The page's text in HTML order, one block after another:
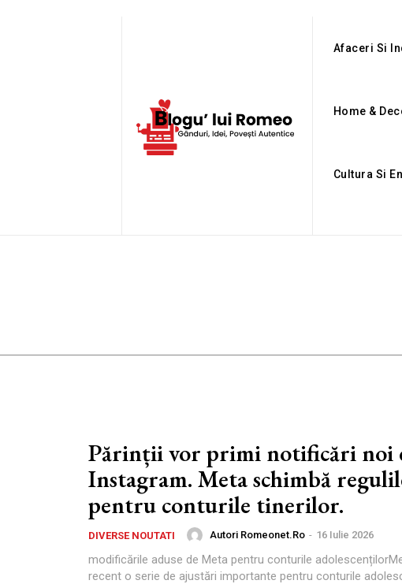
Afaceri Si
Home &
Cultura Si
Părinții vor primi notificări noi
Instagram. Meta schimbă
pentru conturile tinerilor.
DIVERSE NOUTATI Autori Romeonet.ro - 16 Iulie 2026
modificările aduse de Meta pentru conturile
recent o serie de ajustări importante pentru conturile